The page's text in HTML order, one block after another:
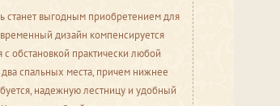
станет выгодным приобретением для
дизайн компенсируется
обстановкой практически любой
спальных места, причем нижнее
надежную лестницу и удобный